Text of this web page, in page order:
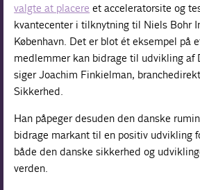
valgte at placere et acceleratorsite og
kvantecenter i tilknytning til Niels Bohr
København. Det er blot ét eksempel på
medlemmer kan bidrage til udvikling af
siger Joachim Finkielman,
Sikkerhed.
Han påpeger desuden den danske
bidrage markant til en positiv udvikling
både den danske sikkerhed og
verden.